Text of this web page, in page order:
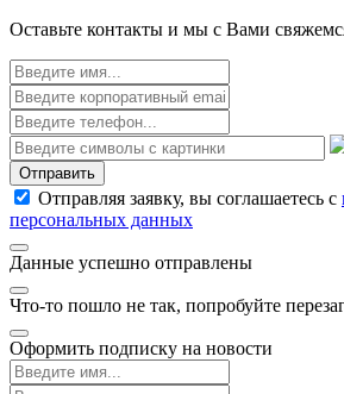
Оставьте контакты и мы с Вами
Отправить
Отправляя заявку, вы соглашаетесь с
персональных данных
Данные успешно отправлены
Что-то пошло не так, попробуйте
Оформить подписку на новости